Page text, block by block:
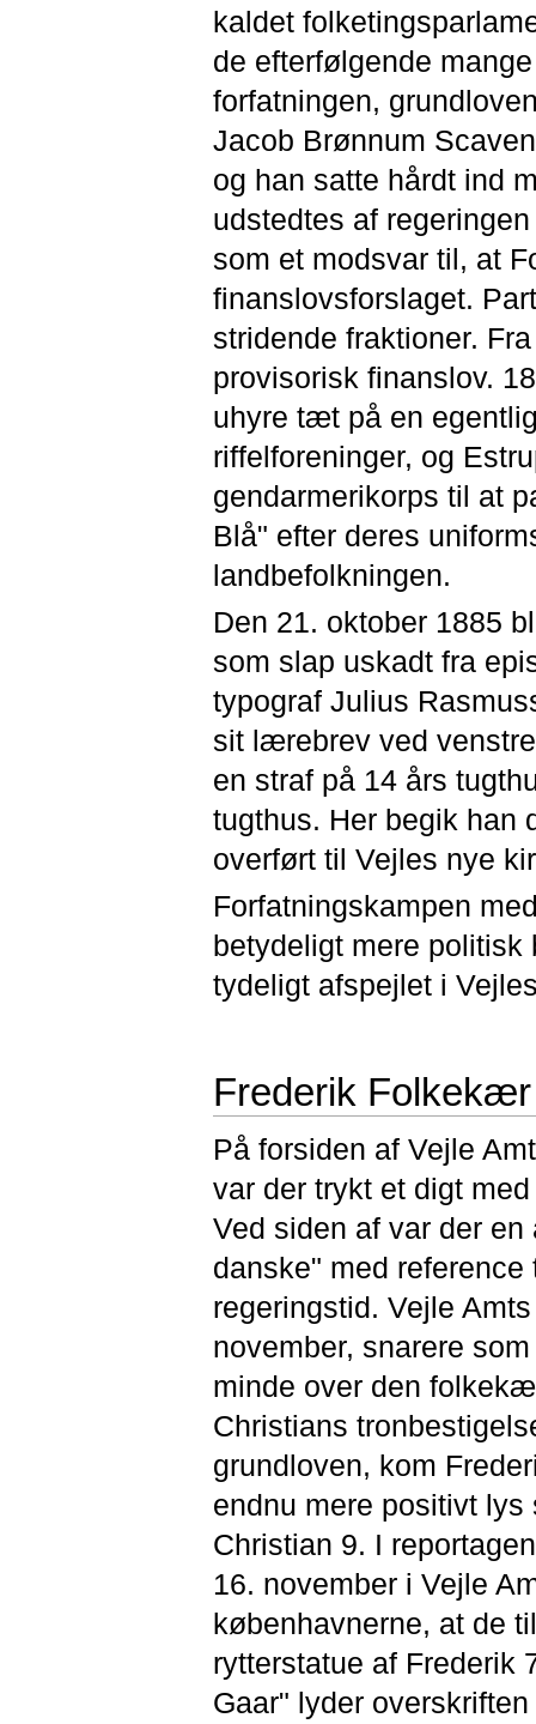
kaldet
de efterfølgende
forfatningen,
Jacob Brønnum
og han satte hårdt ind
udstedtes af
som et modsvar til, at
finanslovsforslaget.
stridende fraktioner.
provisorisk finanslov.
uhyre tæt på en
riffelforeninger, og
gendarmerikorps til at
Blå" efter deres
landbefolkningen.
Den 21. oktober 1885
som slap uskadt fra
typograf Julius
sit lærebrev ved
en straf på 14 års
tugthus. Her begik han
overført til Vejles nye
Forfatningskampen
betydeligt mere
tydeligt afspejlet i
Frederik
På forsiden af Vejle
var der trykt et digt
Ved siden af var der
danske" med
regeringstid. Vejle
november, snarere
minde over den
Christians
grundloven, kom
endnu mere positivt
Christian 9. I
16. november i Vejle
københavnerne, at de
rytterstatue af Frederik
Gaar" lyder